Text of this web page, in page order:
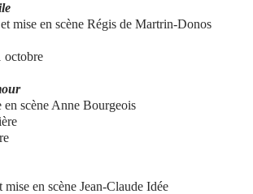
mise en scène Régis de Martrin-Donos
octobre
scène Anne Bourgeois
en scène Jean-Claude Idée